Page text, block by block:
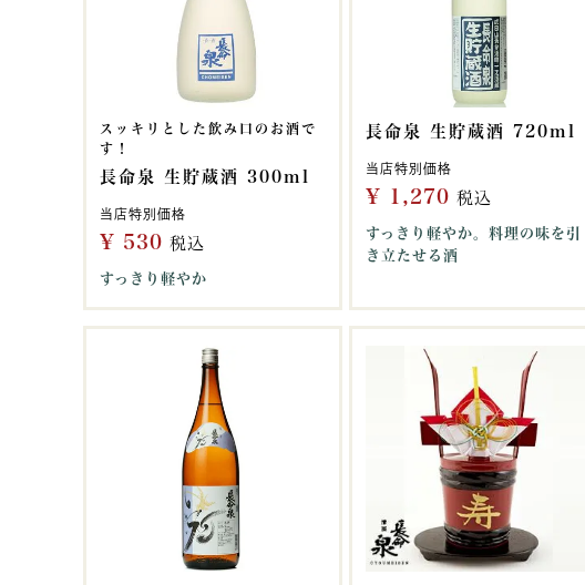
スッキリとした飲み口のお酒で
す！
長命泉 生貯蔵酒 300ml
当店特別価格
¥ 530 税込
すっきり軽やか
長命泉 生貯蔵酒 720ml
当店特別価格
¥ 1,270 税込
すっきり軽やか。料理の味を引
き立たせる酒